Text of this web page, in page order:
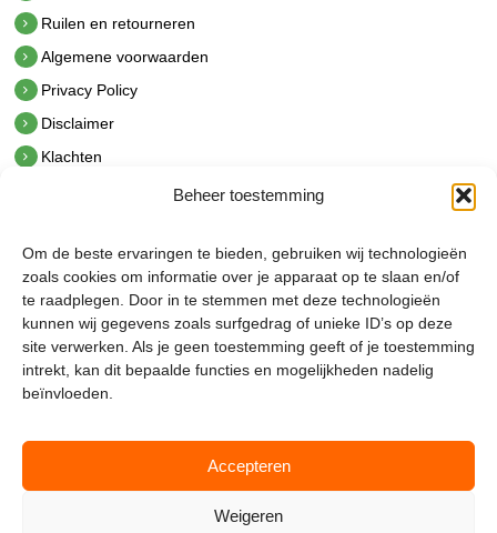
Beheer toestemming
Om de beste ervaringen te bieden, gebruiken wij technologieën
zoals cookies om informatie over je apparaat op te slaan en/of
te raadplegen. Door in te stemmen met deze technologieën
kunnen wij gegevens zoals surfgedrag of unieke ID’s op deze
site verwerken. Als je geen toestemming geeft of je toestemming
intrekt, kan dit bepaalde functies en mogelijkheden nadelig
beïnvloeden.
Accepteren
Weigeren
Ruilen en retourneren
Algemene voorwaarden
Privacy Policy
Disclaimer
Klachten
hetindustriehuis B.V.
De Hoek 1 1601 MR Enkhuizen
t.0228 53 00 40
e.info@hetindustriehuis.com
KVK 51483904
BTW NL850044522B01